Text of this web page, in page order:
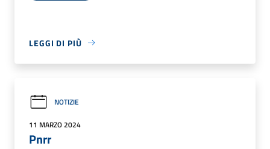
LEGGI DI PIÙ
NOTIZIE
11 MARZO 2024
Pnrr